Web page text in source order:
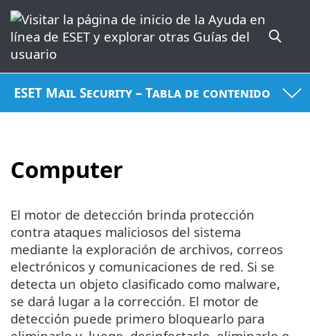
ESET Mail Security – Tabla de contenido
Computer
El motor de detección brinda protección
contra ataques maliciosos del sistema
mediante la exploración de archivos, correos
electrónicos y comunicaciones de red. Si se
detecta un objeto clasificado como malware,
se dará lugar a la corrección. El motor de
detección puede primero bloquearlo para